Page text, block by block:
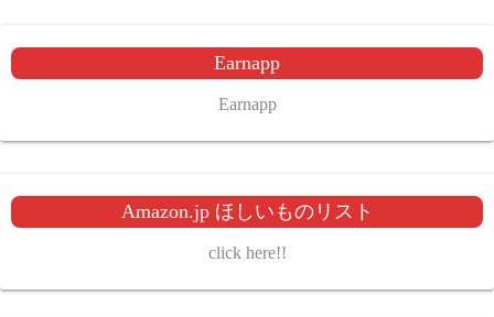
Earnapp
Earnapp
Amazon.jp ほしいものリスト
click here!!